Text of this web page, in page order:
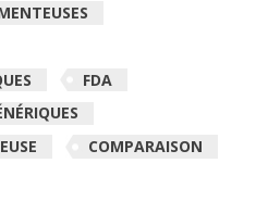
FDA
COMPARAISON